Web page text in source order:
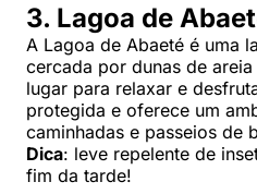
3. Lagoa de
A Lagoa de Abaeté é uma
cercada por dunas de
lugar para relaxar e
protegida e oferece um
caminhadas e passeios de
Dica: leve repelente de
fim da tarde!